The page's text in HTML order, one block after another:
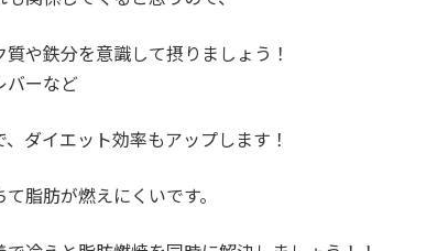
や鉄分を意識して摂りましょう！
バーなど
ダイエット効率もアップします！
脂肪が燃えにくいです。